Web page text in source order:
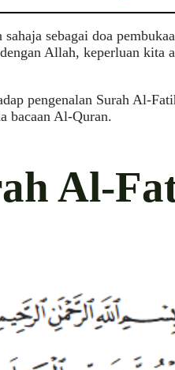
sebagai doa
Allah, keperluan kita
pengenalan Surah Al-
bacaan Al-Quran.
Al-